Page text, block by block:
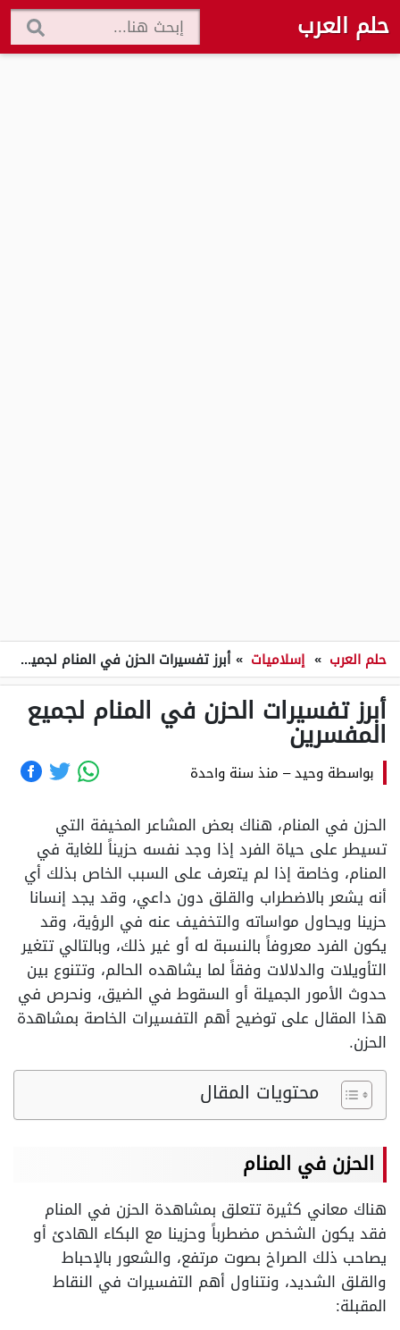
حلم العرب
حلم العرب » إسلاميات » أبرز تفسيرات الحزن في المنام لجميع المفسرين
أبرز تفسيرات الحزن في المنام لجميع
المفسرين
بواسطة وحيد– منذ سنة واحدة
الحزن في المنام، هناك بعض المشاعر المخيفة التي
تسيطر على حياة الفرد إذا وجد نفسه حزيناً للغاية في
المنام، وخاصة إذا لم يتعرف على السبب الخاص بذلك أي
أنه يشعر بالاضطراب والقلق دون داعي، وقد يجد إنسانا
حزينا ويحاول مواساته والتخفيف عنه في الرؤية، وقد
يكون الفرد معروفاً بالنسبة له أو غير ذلك، وبالتالي تتغير
التأويلات والدلالات وفقاً لما يشاهده الحالم، وتتنوع بين
حدوث الأمور الجميلة أو السقوط في الضيق، ونحرص في
هذا المقال على توضيح أهم التفسيرات الخاصة بمشاهدة
الحزن.
محتويات المقال
الحزن في المنام
هناك معاني كثيرة تتعلق بمشاهدة الحزن في المنام
فقد يكون الشخص مضطرباً وحزينا مع البكاء الهادئ أو
يصاحب ذلك الصراخ بصوت مرتفع، والشعور بالإحباط
والقلق الشديد، ونتناول أهم التفسيرات في النقاط
المقبلة: